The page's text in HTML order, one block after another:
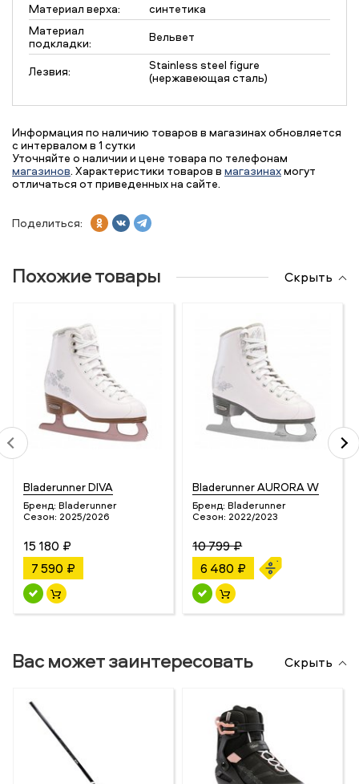
Материал верха:
синтетика
Материал
подкладки:
Вельвет
Лезвия:
Stainless steel figure
(нержавеющая сталь)
Информация по наличию товаров в магазинах обновляется
с интервалом в 1 сутки
Уточняйте о наличии и цене товара по телефонам
магазинов. Характеристики товаров в магазинахмогут
отличаться от приведенных на сайте.
Поделиться:
Похожие товары Скрыть
Bladerunner DIVA
Бренд: Bladerunner
Сезон: 2025/2026
15 180 ₽
7 590 ₽
Bladerunner AURORA W
Бренд: Bladerunner
Сезон: 2022/2023
10 799 ₽
6 480 ₽
Вас может заинтересовать Скрыть